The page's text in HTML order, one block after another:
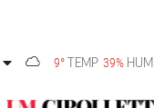
9°TEMP 39% HUM